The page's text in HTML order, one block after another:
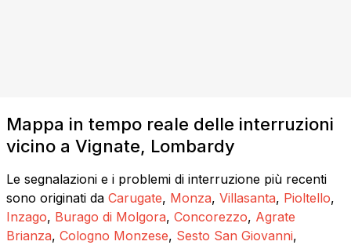
Mappa in tempo reale delle interruzioni
vicino a Vignate, Lombardy
Le segnalazioni e i problemi di interruzione più recenti
sono originati da Carugate, Monza, Villasanta, Pioltello,
Inzago, Burago di Molgora, Concorezzo, Agrate
Brianza, Cologno Monzese, Sesto San Giovanni,